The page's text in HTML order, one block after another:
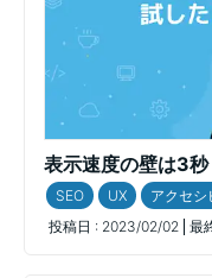
表示速度の壁は3
SEO UX
アクセシ
投稿日 : 2023/02/02 最